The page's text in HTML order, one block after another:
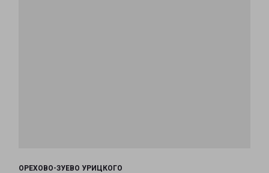
ОРЕХОВО-ЗУЕВО УРИЦКОГО